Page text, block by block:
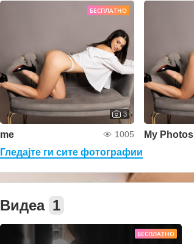
БЕСПЛАТНО
3
me 1005 My Photos
Гледајте ги сите фотографии
Видеа 1
БЕСПЛАТНО